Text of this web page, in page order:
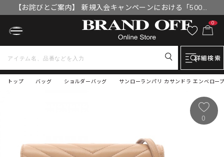
【お詫びとご案内】 新規入会キャンペーンにおける「500円
OFFクーポン」付与漏れと補填について
0
詳細検索
トップ サンローランパリ カサンドラ エンベロ
バッグ ショルダーバッグ
0